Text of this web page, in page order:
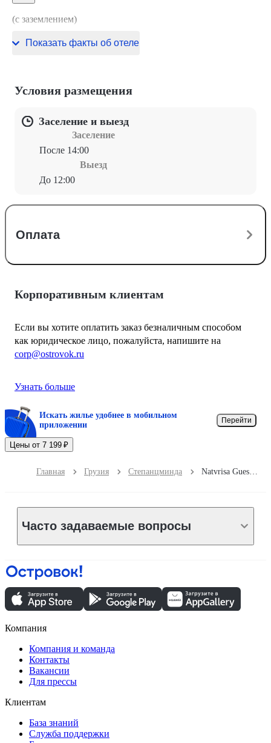
(с заземлением)
220 В / 50 Гц
Показать факты об отеле
Условия размещения
Заселение и выезд
Заселение
После 14:00
Выезд
До 12:00
Оплата
Корпоративным клиентам
Если вы хотите оплатить заказ безналичным способом
как юридическое лицо, пожалуйста, напишите на
corp@ostrovok.ru
Узнать больше
Искать жилье удобнее в мобильном
приложении
Перейти
Цены от 7 199 ₽
Главная Грузия Степанцминда
Часто задаваемые вопросы
Компания
Компания и команда
Контакты
Вакансии
Для прессы
Клиентам
База знаний
Служба поддержки